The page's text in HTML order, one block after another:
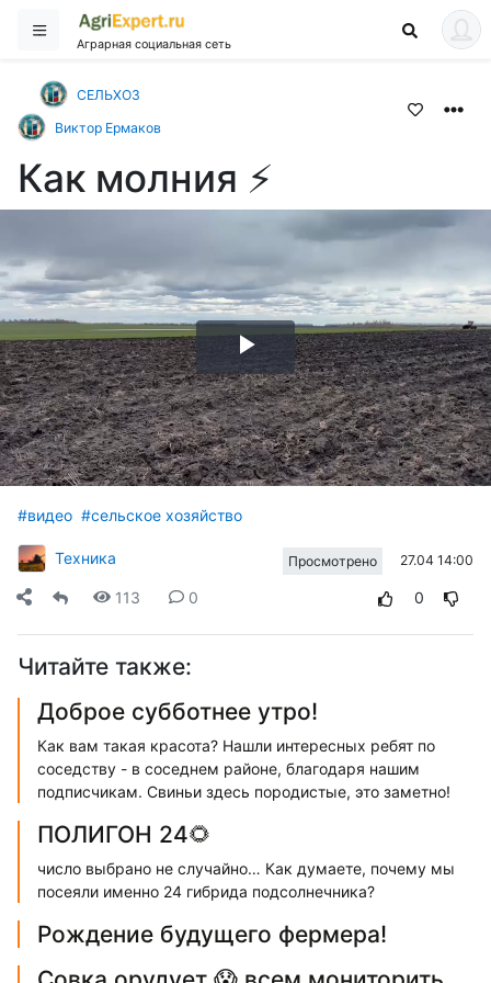
Аграрная социальная сеть
СЕЛЬХОЗ
Виктор Ермаков
Как молния ⚡️
Воспроизвести
видео
#видео #сельское хозяйство
Техника Просмотрено 27.04 14:00
113 0 0
Читайте также:
Доброе субботнее утро!
Как вам такая красота? Нашли интересных ребят по
соседству - в соседнем районе, благодаря нашим
подписчикам. Свиньи здесь породистые, это заметно!
ПОЛИГОН 24🌻
число выбрано не случайно… Как думаете, почему мы
посеяли именно 24 гибрида подсолнечника?
Рождение будущего фермера!